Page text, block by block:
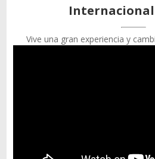
Vive una gran experiencia y